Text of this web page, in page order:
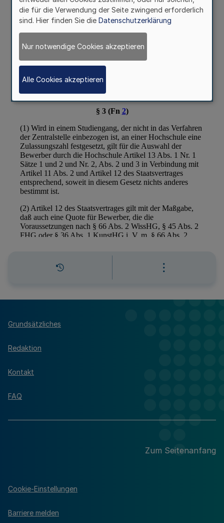
Grundsätzliches
Redaktion
Kontakt
FAQ
Zum Seitenanfang
Cookie-Einstellungen
Barriere melden
die für die Verwendung der Seite zwingend erforderlich
sind. Hier finden Sie die Datenschutzerklärung
Nur notwendige Cookies akzeptieren
Alle Cookies akzeptieren